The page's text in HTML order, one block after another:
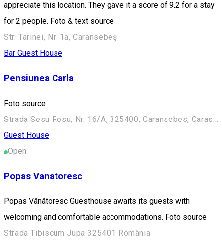
appreciate this location. They gave it a score of 9.2 for a stay
for 2 people. Foto & text source
Str. Tarinei, Nr. 1a, Caransebeş
Bar Guest House
Pensiunea Carla
Foto source
Guest House
Open
Popas Vanatoresc
Popas Vânâtoresc Guesthouse awaits its guests with
welcoming and comfortable accommodations. Foto source
Strada Tibiscum Jupa 325401 România